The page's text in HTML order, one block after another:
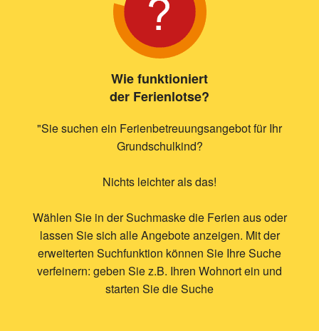
Wie funktioniert
der Ferienlotse?
"Sie suchen ein Ferienbetreuungsangebot für Ihr
Grundschulkind?
Nichts leichter als das!
Wählen Sie in der Suchmaske die Ferien aus oder
lassen Sie sich alle Angebote anzeigen. Mit der
erweiterten Suchfunktion können Sie Ihre Suche
verfeinern: geben Sie z.B. Ihren Wohnort ein und
starten Sie die Suche